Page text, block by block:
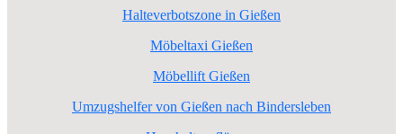
Halteverbotszone in Gießen
Möbeltaxi Gießen
Möbellift Gießen
Umzugshelfer von Gießen nach Bindersleben